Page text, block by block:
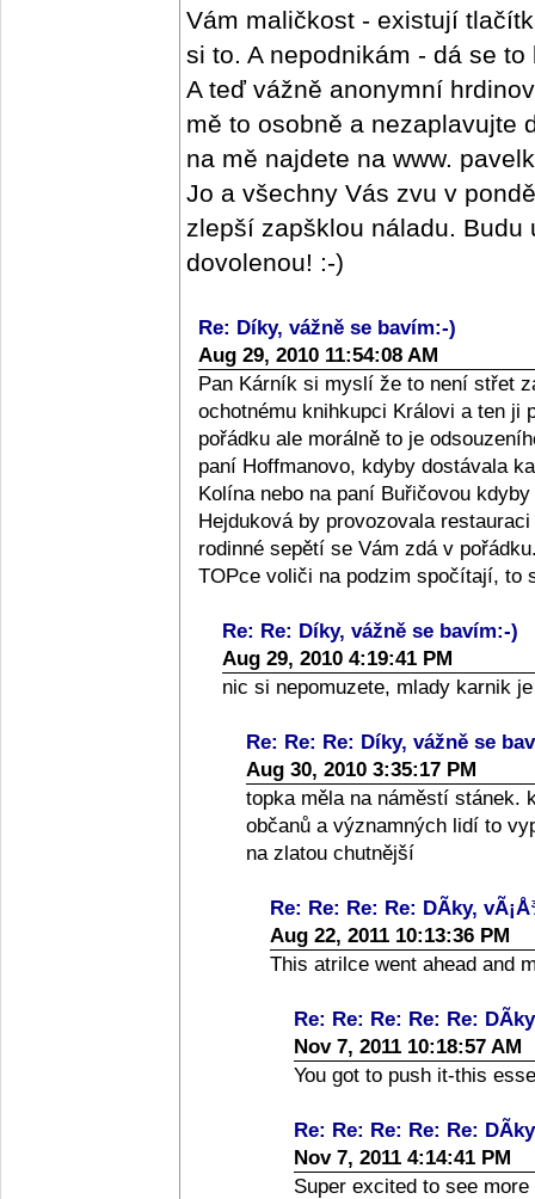
Vám maličkost - existují
si to. A nepodnikám - dá se
A teď vážně anonymní
mě to osobně a nezaplavujte
na mě najdete na www.
Jo a všechny Vás zvu v
zlepší zapšklou náladu.
dovolenou! :-)
Re: Díky, vážně se bavím:-)
Aug 29, 2010 11:54:08 AM
Pan Kárník si myslí že to není střet
ochotnému knihkupci Královi a ten ji
pořádku ale morálně to je
paní Hoffmanovo, kdyby dostávala
Kolína nebo na paní Buřičovou
Hejduková by provozovala
rodinné sepětí se Vám zdá v
TOPce voliči na podzim spočítají, to
Re: Re: Díky, vážně se bavím:-)
Aug 29, 2010 4:19:41 PM
nic si nepomuzete, mlady karnik
Re: Re: Re: Díky, vážně se
Aug 30, 2010 3:35:17 PM
topka měla na náměstí stánek.
občanů a významných lidí to
na zlatou chutnější
Re: Re: Re: Re: DÃ­ky,
Aug 22, 2011 10:13:36 PM
This atrilce went ahead and
Re: Re: Re: Re: Re:
Nov 7, 2011 10:18:57 AM
You got to push it-this
Re: Re: Re: Re: Re:
Nov 7, 2011 4:14:41 PM
Super excited to see